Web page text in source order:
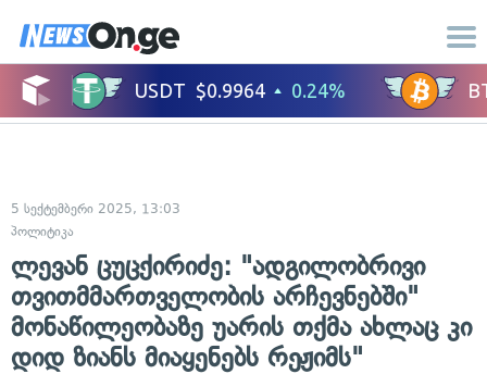
5 სექტემბერი 2025, 13:03
პოლიტიკა
ლევან ცუცქირიძე: "ადგილობრივი
თვითმმართველობის არჩევნებში"
მონაწილეობაზე უარის თქმა ახლაც კი
დიდ ზიანს მიაყენებს რეჟიმს"